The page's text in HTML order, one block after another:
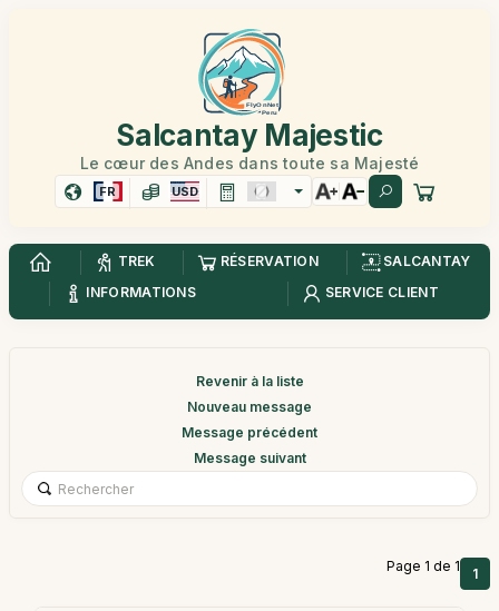
Salcantay Majestic
Le cœur des Andes dans toute sa Majesté
FR USD
TREK RÉSERVATION
SALCANTAY
INFORMATIONS
SERVICE CLIENT
Revenir à la liste
Nouveau message
Message précédent
Message suivant
Page 1 de 1 1